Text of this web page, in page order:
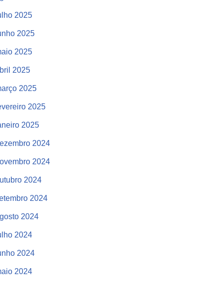
2025
2025
2025
2025
2025
2025
2025
2024
2024
2024
2024
2024
2024
2024
2024